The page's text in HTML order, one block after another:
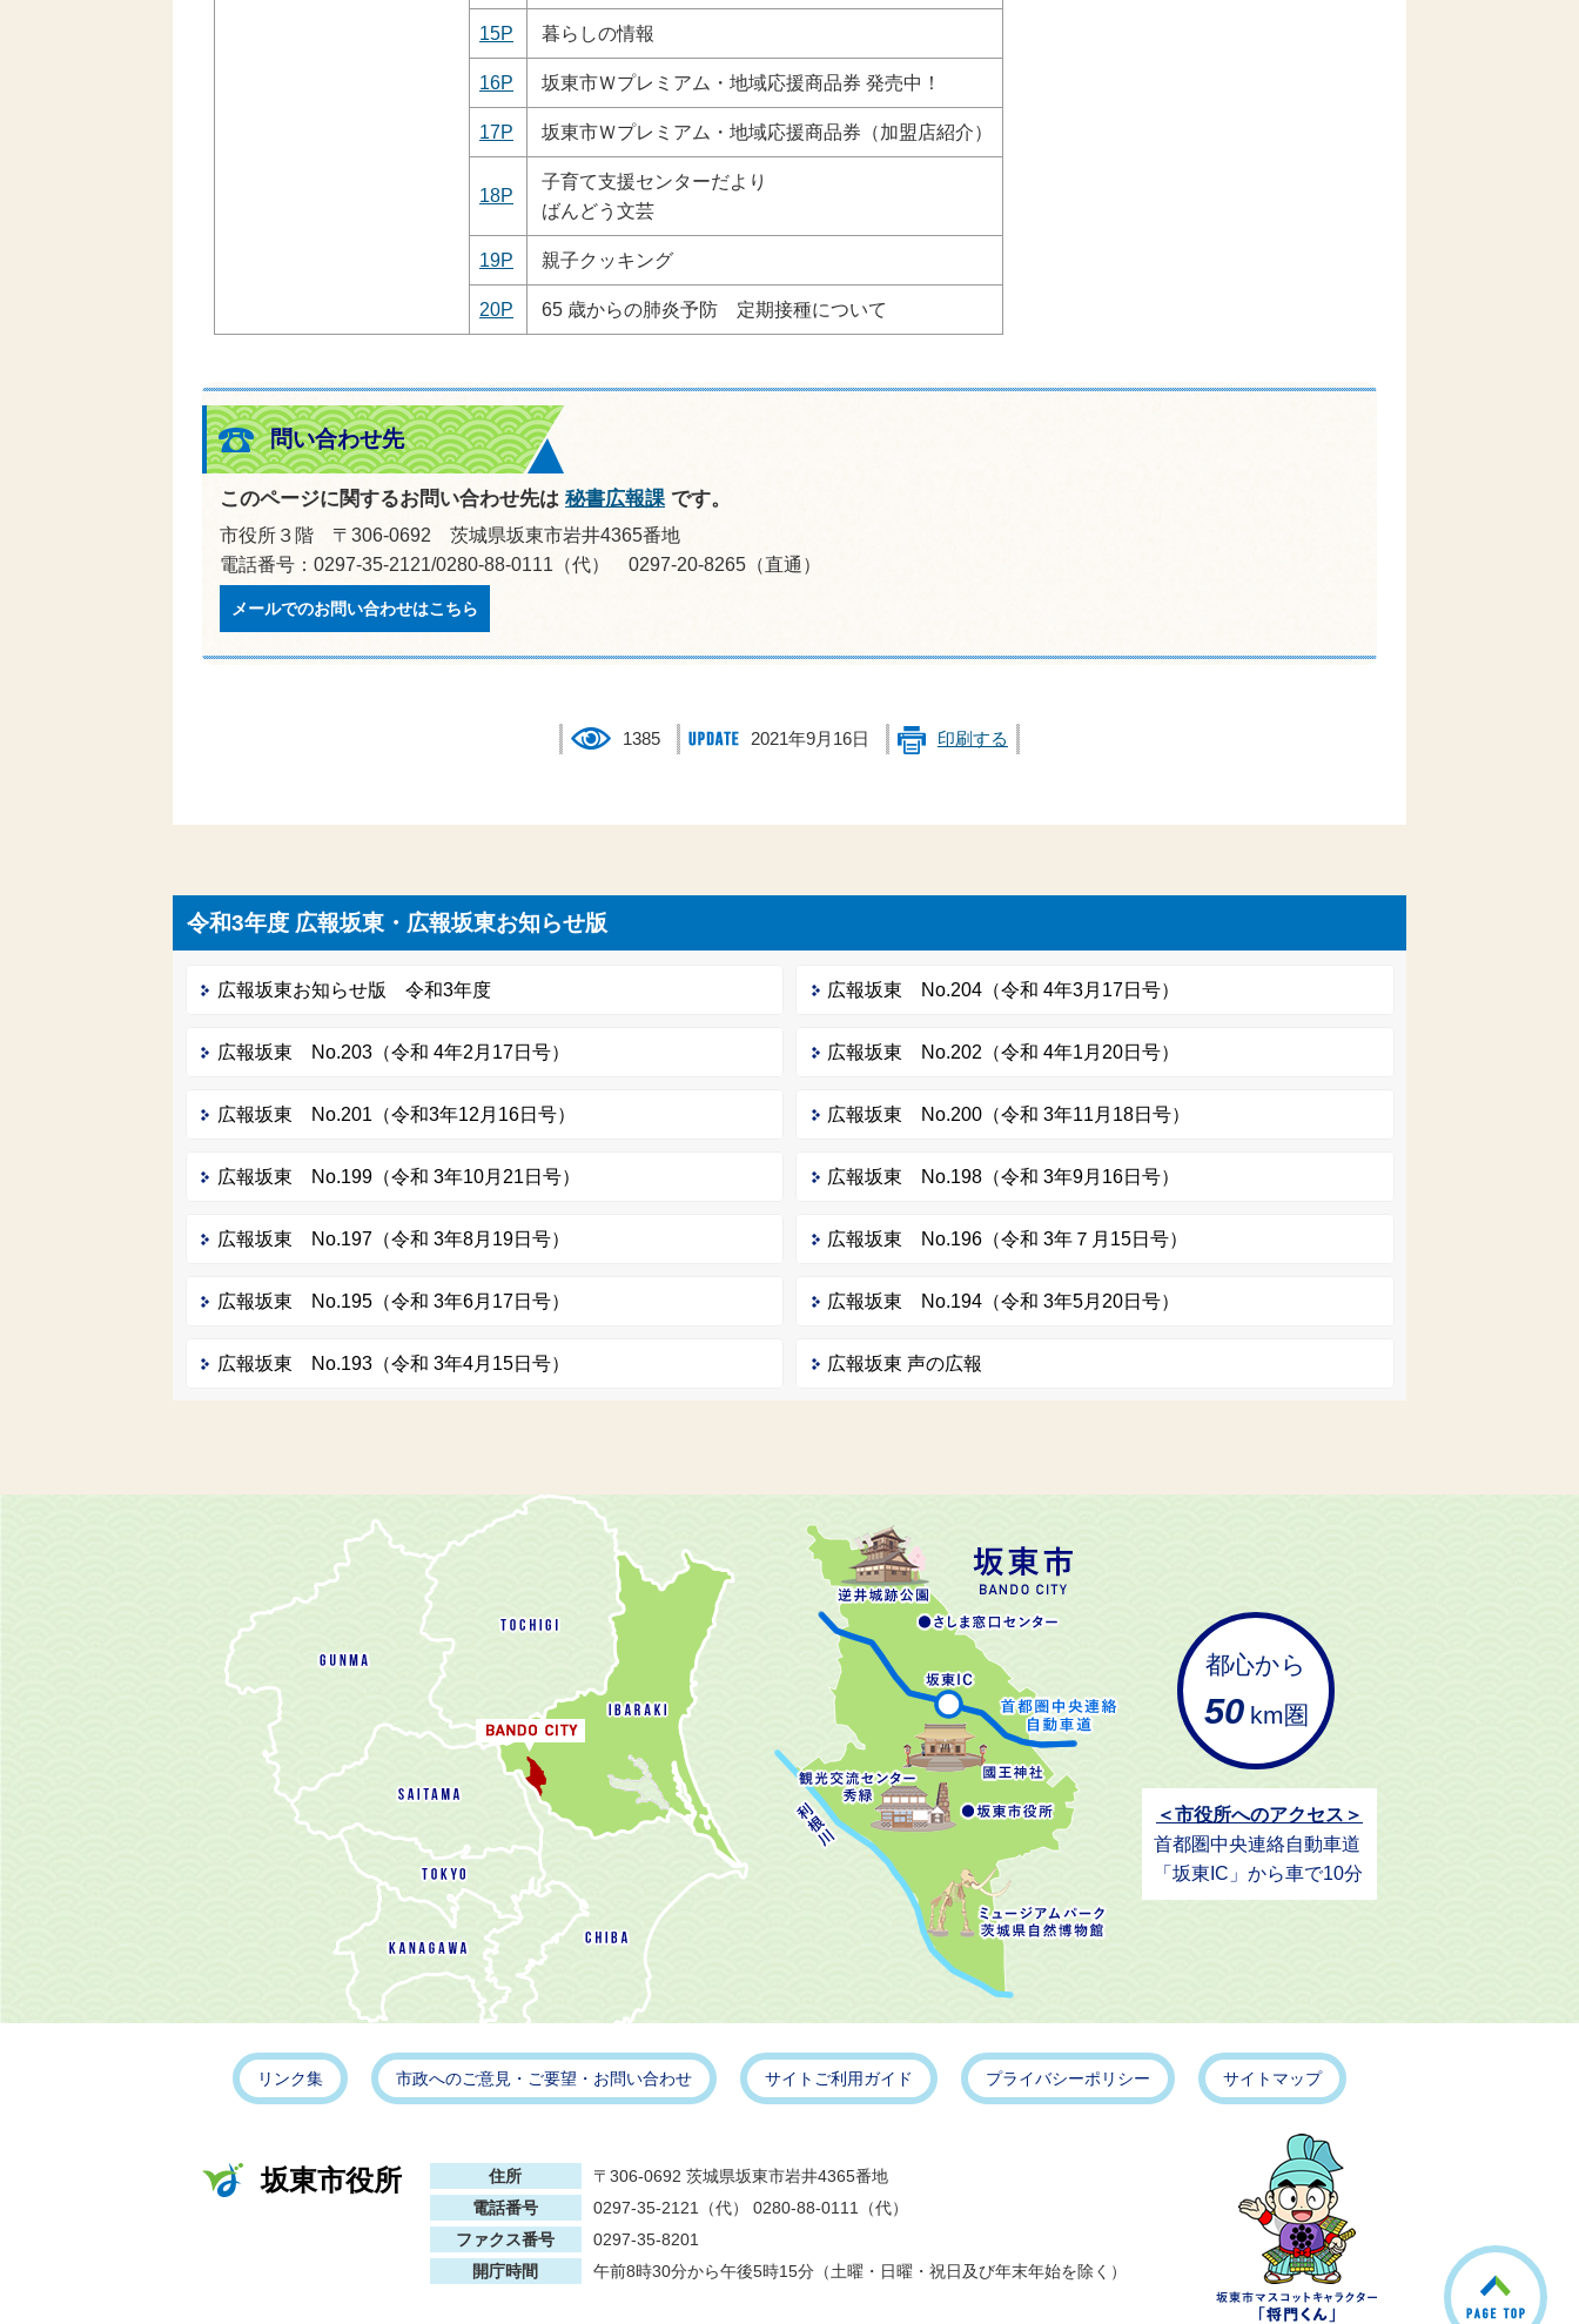
15P 暮らしの情報
16P 坂東市Ｗプレミアム・地域応援商品券 発売中！
17P 坂東市Ｗプレミアム・地域応援商品券（加盟店紹介）
18P
子育て支援センターだより
ばんどう文芸
19P 親子クッキング
20P 65 歳からの肺炎予防 定期接種について
問い合わせ先
このページに関するお問い合わせ先は 秘書広報課 です。
市役所３階 〒306-0692 茨城県坂東市岩井4365番地
電話番号：0297-35-2121/0280-88-0111（代） 0297-20-8265（直通）
メールでのお問い合わせはこちら
1385 2021年9月16日 印刷する
令和3年度 広報坂東・広報坂東お知らせ版
広報坂東お知らせ版 令和3年度 広報坂東 No.204（令和 4年3月17日号）
広報坂東 No.203（令和 4年2月17日号） 広報坂東 No.202（令和 4年1月20日号）
広報坂東 No.201（令和3年12月16日号） 広報坂東 No.200（令和 3年11月18日号）
広報坂東 No.199（令和 3年10月21日号） 広報坂東 No.198（令和 3年9月16日号）
広報坂東 No.197（令和 3年8月19日号） 広報坂東 No.196（令和 3年７月15日号）
広報坂東 No.195（令和 3年6月17日号） 広報坂東 No.194（令和 3年5月20日号）
広報坂東 No.193（令和 3年4月15日号） 広報坂東 声の広報
都心から
50 km圏
＜市役所へのアクセス＞
首都圏中央連絡自動車道
「坂東IC」から車で10分
リンク集 市政へのご意見・ご要望・お問い合わせ サイトご利用ガイド プライバシーポリシー サイトマップ
坂東市役所 住所
〒306-0692 茨城県坂東市岩井4365番地
電話番号
0297-35-2121（代） 0280-88-0111（代）
ファクス番号
0297-35-8201
開庁時間
午前8時30分から午後5時15分（土曜・日曜・祝日及び年末年始を除く）